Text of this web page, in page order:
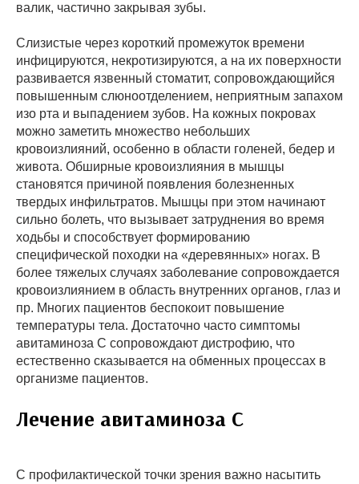
валик, частично закрывая зубы.
Слизистые через короткий промежуток времени
инфицируются, некротизируются, а на их поверхности
развивается язвенный стоматит, сопровождающийся
повышенным слюноотделением, неприятным запахом
изо рта и выпадением зубов. На кожных покровах
можно заметить множество небольших
кровоизлияний, особенно в области голеней, бедер и
живота. Обширные кровоизлияния в мышцы
становятся причиной появления болезненных
твердых инфильтратов. Мышцы при этом начинают
сильно болеть, что вызывает затруднения во время
ходьбы и способствует формированию
специфической походки на «деревянных» ногах. В
более тяжелых случаях заболевание сопровождается
кровоизлиянием в область внутренних органов, глаз и
пр. Многих пациентов беспокоит повышение
температуры тела. Достаточно часто симптомы
авитаминоза С сопровождают дистрофию, что
естественно сказывается на обменных процессах в
организме пациентов.
Лечение авитаминоза С
С профилактической точки зрения важно насытить